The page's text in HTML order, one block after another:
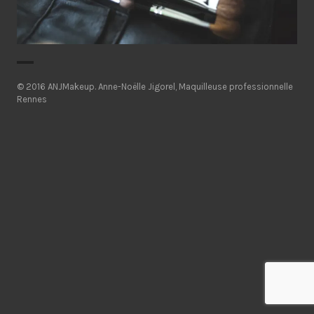
© 2016 ANJMakeup. Anne-Noëlle Jigorel, Maquilleuse professionnelle
Rennes